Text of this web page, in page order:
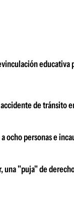
educativa
de tránsito
ocho personas e
una "puja" de